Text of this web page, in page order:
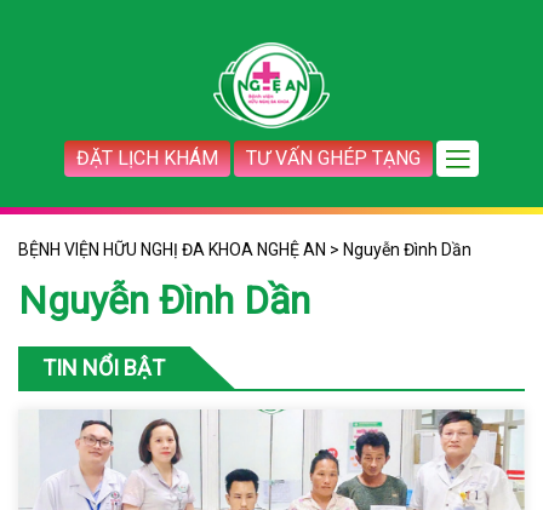
ĐẶT LỊCH KHÁM TƯ VẤN GHÉP TẠNG
BỆNH VIỆN HỮU NGHỊ ĐA KHOA NGHỆ AN > Nguyễn Đình Dần
Nguyễn Đình Dần
TIN NỔI BẬT